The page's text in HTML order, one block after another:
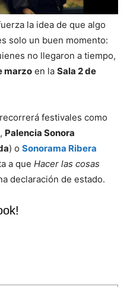
la idea de que algo
solo un buen momento:
no llegaron a tiempo,
marzo en la Sala 2 de
festivales como
Palencia Sonora
) o Sonorama Ribera
a que Hacer las cosas
declaración de estado.